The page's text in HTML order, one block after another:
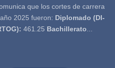
que los cortes de carrera
2025 fueron: Diplomado (DI-
461.25 Bachillerato